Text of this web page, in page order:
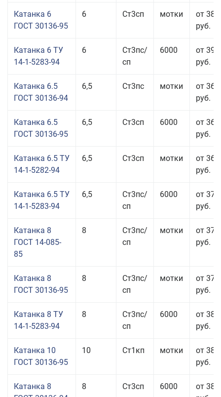
Катанка 6
ГОСТ 30136-95
6 Ст3сп мотки
от 38
руб.
Катанка 6 ТУ
14-1-5283-94
6
Ст3пс/
сп
6000
от 39
руб.
Катанка 6.5
ГОСТ 30136-94
6,5 Ст3пс мотки
от 36
руб.
Катанка 6.5
ГОСТ 30136-95
6,5 Ст3сп 6000
от 36
руб.
Катанка 6.5 ТУ
14-1-5282-94
6,5 Ст3сп мотки
от 36
руб.
Катанка 6.5 ТУ
14-1-5283-94
6,5
Ст3пс/
сп
6000
от 37
руб.
Катанка 8
ГОСТ 14-085-
85
8
Ст3пс/
сп
мотки
от 37
руб.
Катанка 8
ГОСТ 30136-95
8
Ст3пс/
сп
мотки
от 37
руб.
Катанка 8 ТУ
14-1-5283-94
8
Ст3пс/
сп
6000
от 38
руб.
Катанка 10
ГОСТ 30136-95
10 Ст1кп мотки
от 38
руб.
Катанка 8
8 Ст3сп 6000
от 38